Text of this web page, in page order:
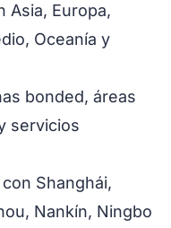
Asia, Europa,
Oceanía y
bonded, áreas
servicios
Shanghái,
Nankín, Ningbo